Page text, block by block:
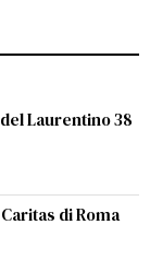
Laurentino 38
di Roma